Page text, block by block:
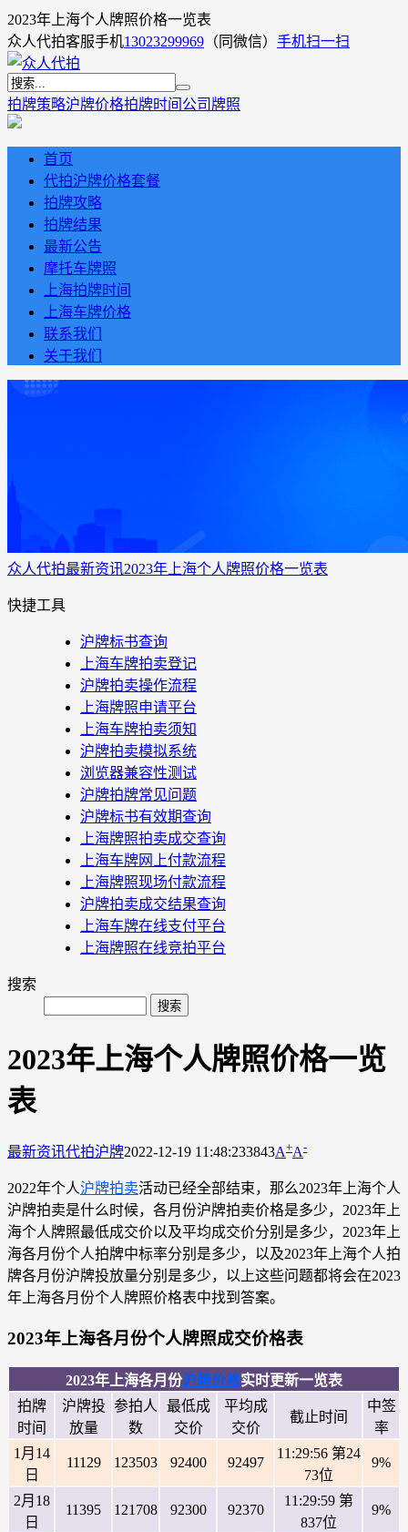
2023年上海个人牌照价格一览表
众人代拍客服手机13023299969 （同微信） 手机扫一扫
拍牌策略沪牌价格拍牌时间 公司牌照
首页
代拍沪牌价格套餐
拍牌攻略
拍牌结果
最新公告
摩托车牌照
上海拍牌时间
上海车牌价格
联系我们
关于我们
众人代拍最新资讯2023年上海个人牌照价格一览表
快捷工具
沪牌标书查询
上海车牌拍卖登记
沪牌拍卖操作流程
上海牌照申请平台
上海车牌拍卖须知
沪牌拍卖模拟系统
浏览器兼容性测试
沪牌拍牌常见问题
沪牌标书有效期查询
上海牌照拍卖成交查询
上海车牌网上付款流程
上海牌照现场付款流程
沪牌拍卖成交结果查询
上海车牌在线支付平台
上海牌照在线竞拍平台
搜索
2023年上海个人牌照价格一览
表
最新资讯代拍沪牌2022-12-19 11:48:233843A+A-
2022年个人沪牌拍卖活动已经全部结束，那么2023年上海个人
沪牌拍卖是什么时候，各月份沪牌拍卖价格是多少，2023年上
海个人牌照最低成交价以及平均成交价分别是多少，2023年上
海各月份个人拍牌中标率分别是多少，以及2023年上海个人拍
牌各月份沪牌投放量分别是多少，以上这些问题都将会在2023
年上海各月份个人牌照价格表中找到答案。
2023年上海各月份个人牌照成交价格表
2023年上海各月份沪牌价格实时更新一览表
拍牌
时间
沪牌投
放量
参拍人
数
最低成
交价
平均成
交价
截止时间
中签
率
1月14
日
11129 123503 92400 92497
11:29:56 第24
73位
9%
2月18
日
11395 121708 92300 92370
11:29:59 第
837位
9%